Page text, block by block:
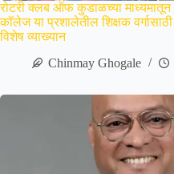
रोटरी क्लब ऑफ कुडाळच्या
कॉलेज या प्रशालेतील शिक्षक वर्गासाठी
विशेष व्याख्यान
Chinmay Ghogale